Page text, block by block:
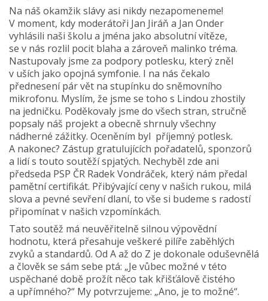
Na náš okamžik slávy asi nikdy nezapomeneme!
V moment, kdy moderátoři Jan Jiráň a Jan Onder
vyhlásili naši školu a jména jako absolutní vítěze,
se v nás rozlil pocit blaha a zároveň malinko tréma.
Nastupovaly jsme za podpory potlesku, který zněl
v uších jako opojná symfonie. I na nás čekalo
přednesení pár vět na stupínku do sněmovního
mikrofonu. Myslím, že jsme se toho s Lindou zhostily
na jedničku. Poděkovaly jsme do všech stran, stručně
popsaly náš projekt a obecně shrnuly všechny
nádherné zážitky. Oceněním byl příjemný potlesk.
A nakonec? Zástup gratulujících pořadatelů, sponzorů
a lidí s touto soutěží spjatých. Nechyběl zde ani
předseda PSP ČR Radek Vondráček, který nám předal
pamětní certifikát. Přibývající ceny v našich rukou, milá
slova a pevné sevření dlaní, to vše si budeme s radostí
připomínat v našich vzpomínkách.
Tato soutěž má neuvěřitelně silnou výpovědní
hodnotu, která přesahuje veškeré pilíře zaběhlých
zvyků a standardů. Od A až do Z je dokonale oduševnělá
a člověk se sám sebe ptá: „Je vůbec možné v této
uspěchané době prožít něco tak křišťálově čistého
a upřímného?“ My potvrzujeme: „Ano, je to možné“.